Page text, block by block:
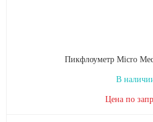
Пикфлоуметр Micro
В
Цена по